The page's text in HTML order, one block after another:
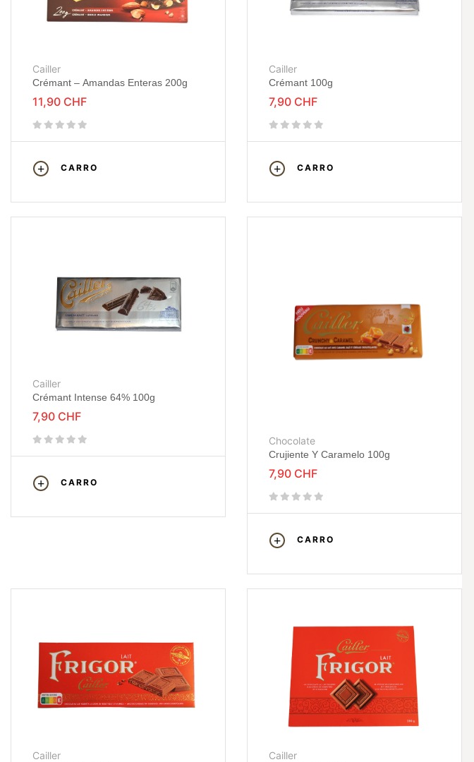
Cailler
Crémant – Amandas Enteras 200g
11,90 CHF
CARRO
Cailler
Crémant 100g
7,90 CHF
CARRO
Cailler
Crémant Intense 64% 100g
7,90 CHF
CARRO
Chocolate
Crujiente Y Caramelo 100g
7,90 CHF
CARRO
Cailler Cailler